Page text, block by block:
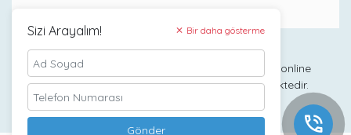
Ataşehir Bilişim
Ataşehir Bilişim, güçlü bir iş ağına sahip olan Webimonline
şirketinin önemli bir iştiraki olarak faaliyet göstermektedir.
Sizi Arayalım! Bir daha gösterme
Gönder